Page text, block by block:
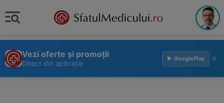
Vezi oferte și promoții
Direct din aplicație
▶ GooglePlay ×